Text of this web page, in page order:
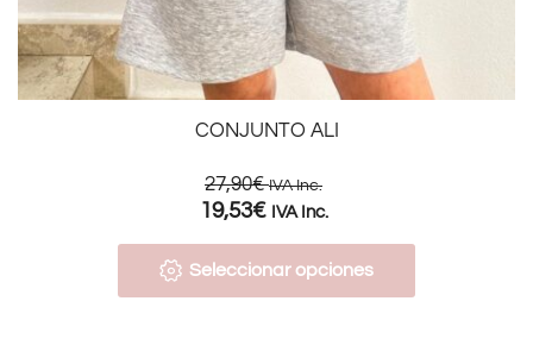
CONJUNTO ALI
27,90€ IVA Inc.
19,53€ IVA Inc.
Seleccionar opciones